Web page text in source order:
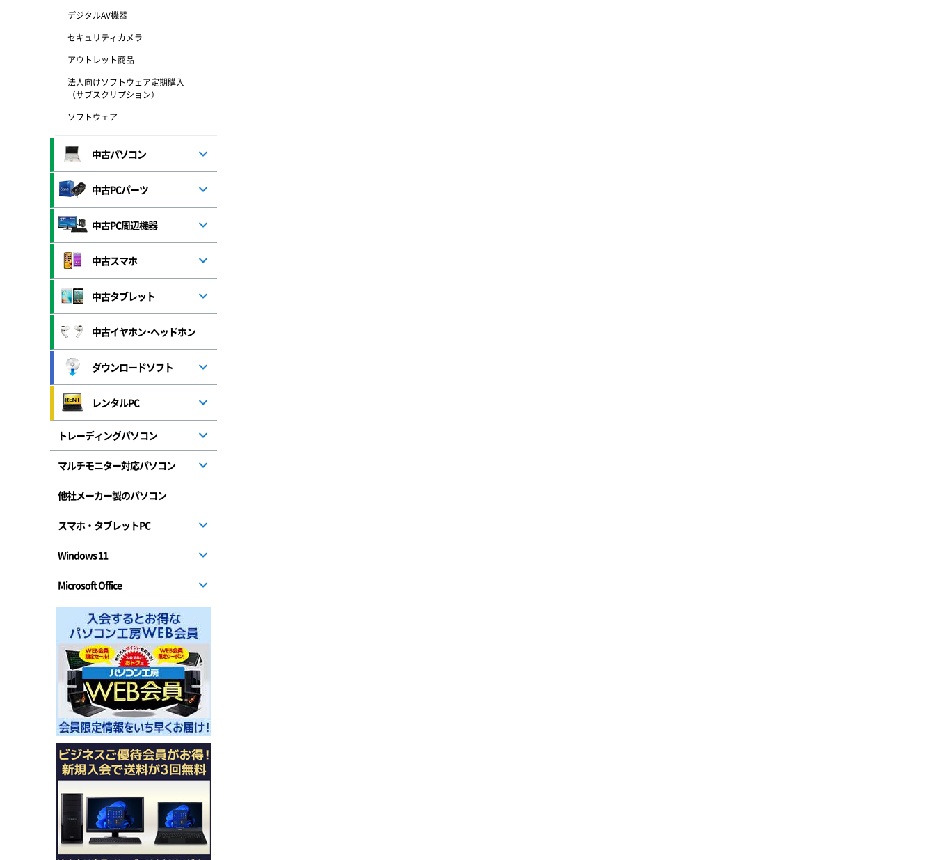
デジタルAV機器
セキュリティカメラ
アウトレット商品
法人向けソフトウェア定期購入
（サブスクリプション）
ソフトウェア
中古パソコン
中古PCパーツ
中古PC周辺機器
中古スマホ
中古タブレット
中古イヤホン･ヘッドホン
ダウンロードソフト
レンタルPC
トレーディングパソコン
マルチモニター対応パソコン
他社メーカー製のパソコン
スマホ・タブレットPC
Windows 11
Microsoft Office